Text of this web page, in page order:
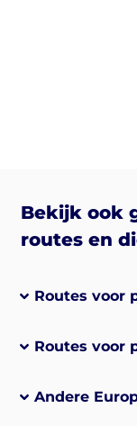
Bekijk ook
routes en
Routes voor
Routes voor
Andere